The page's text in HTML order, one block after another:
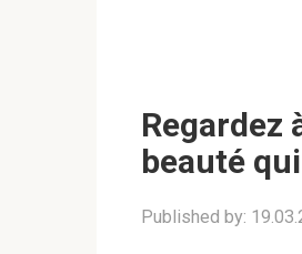
Regardez
beauté
Published by: